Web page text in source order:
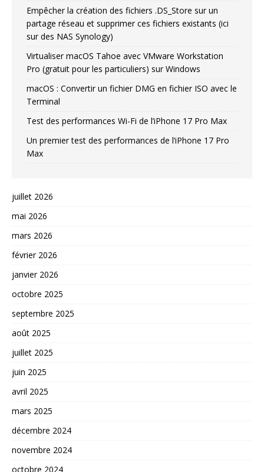
Empêcher la création des fichiers .DS_Store sur un
partage réseau et supprimer ces fichiers existants (ici
sur des NAS Synology)
Virtualiser macOS Tahoe avec VMware Workstation
Pro (gratuit pour les particuliers) sur Windows
macOS : Convertir un fichier DMG en fichier ISO avec le
Terminal
Test des performances Wi-Fi de l’iPhone 17 Pro Max
Un premier test des performances de l’iPhone 17 Pro
Max
juillet 2026
mai 2026
mars 2026
février 2026
janvier 2026
octobre 2025
septembre 2025
août 2025
juillet 2025
juin 2025
avril 2025
mars 2025
décembre 2024
novembre 2024
octobre 2024